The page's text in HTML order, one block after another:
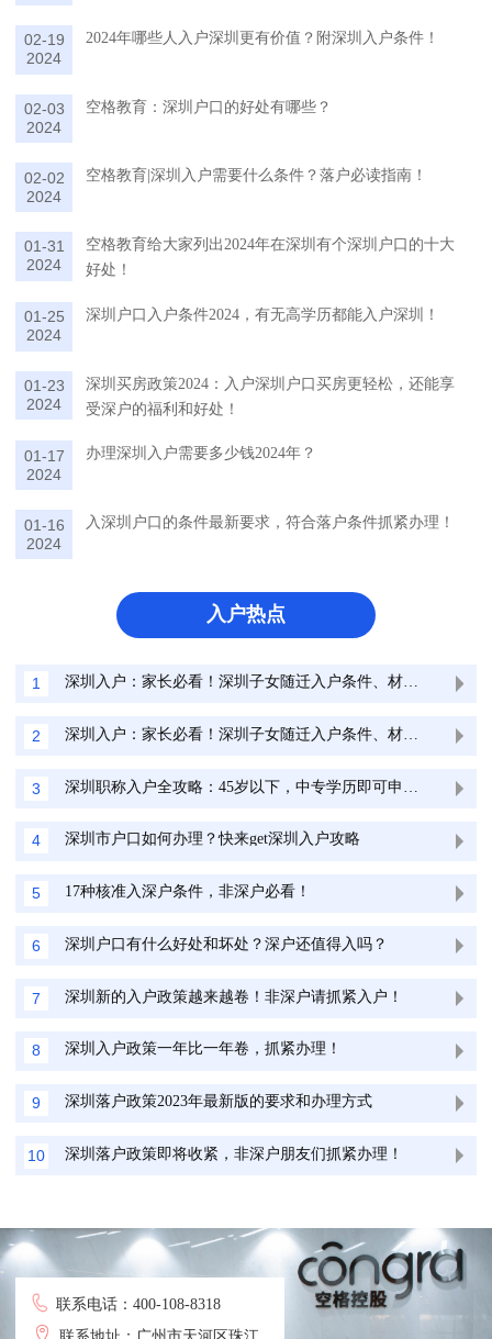
02-19
2024
2024年哪些人入户深圳更有价值？附深圳入户条件！
02-03
2024
空格教育：深圳户口的好处有哪些？
02-02
2024
空格教育|深圳入户需要什么条件？落户必读指南！
01-31
2024
空格教育给大家列出2024年在深圳有个深圳户口的十大
好处！
01-25
2024
深圳户口入户条件2024，有无高学历都能入户深圳！
01-23
2024
深圳买房政策2024：入户深圳户口买房更轻松，还能享
受深户的福利和好处！
01-17
2024
办理深圳入户需要多少钱2024年？
01-16
2024
入深圳户口的条件最新要求，符合落户条件抓紧办理！
入户热点
1 深圳入户：家长必看！深圳子女随迁入户条件、材料最全清单
2 深圳入户：家长必看！深圳子女随迁入户条件、材料最全清单
3
4 深圳市户口如何办理？快来get深圳入户攻略
5 17种核准入深户条件，非深户必看！
6 深圳户口有什么好处和坏处？深户还值得入吗？
7 深圳新的入户政策越来越卷！非深户请抓紧入户！
8 深圳入户政策一年比一年卷，抓紧办理！
9 深圳落户政策2023年最新版的要求和办理方式
10 深圳落户政策即将收紧，非深户朋友们抓紧办理！
联系电话：400-108-8318